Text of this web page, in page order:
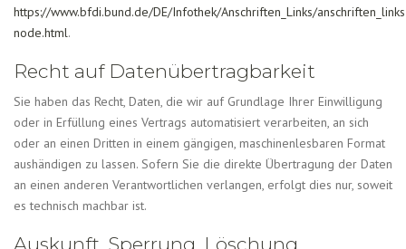
https://www.bfdi.bund.de/DE/Infothek/Anschriften_Links/
node.html.
Recht auf Datenübertragbarkeit
Sie haben das Recht, Daten, die wir auf Grundlage Ihrer Einwilligung
oder in Erfüllung eines Vertrags automatisiert verarbeiten, an sich
oder an einen Dritten in einem gängigen, maschinenlesbaren Format
aushändigen zu lassen. Sofern Sie die direkte Übertragung der Daten
an einen anderen Verantwortlichen verlangen, erfolgt dies nur, soweit
es technisch machbar ist.
Auskunft, Sperrung, Löschung